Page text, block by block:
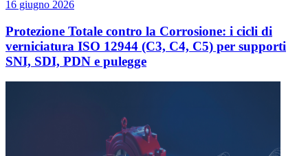
16 giugno 2026
Protezione Totale contro la Corrosione: i cicli di
verniciatura ISO 12944 (C3, C4, C5) per supporti
SNI, SDI, PDN e pulegge